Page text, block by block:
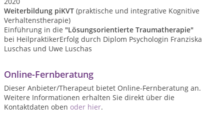
Weiterbildung piKVT (praktische und integrative Kognitive
Verhaltenstherapie)
Einführung in die "Lösungsorientierte Traumatherapie"
bei HeilpraktikerErfolg durch Diplom Psychologin Franziska
Luschas und Uwe Luschas
Online-Fernberatung
Dieser Anbieter/Therapeut bietet Online-Fernberatung an.
Weitere Informationen erhalten Sie direkt über die
Kontaktdaten oben oder hier.